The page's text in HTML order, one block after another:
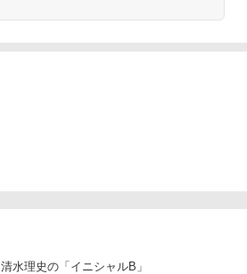
清水理史の「イニシャルB」